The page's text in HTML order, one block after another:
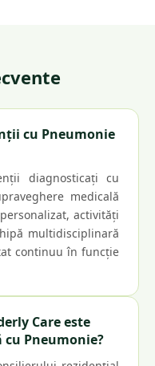
cu Pneumonie
diagnosticați cu
medicală
activități
multidisciplinară
continuu în funcție
Care este
Pneumonie?